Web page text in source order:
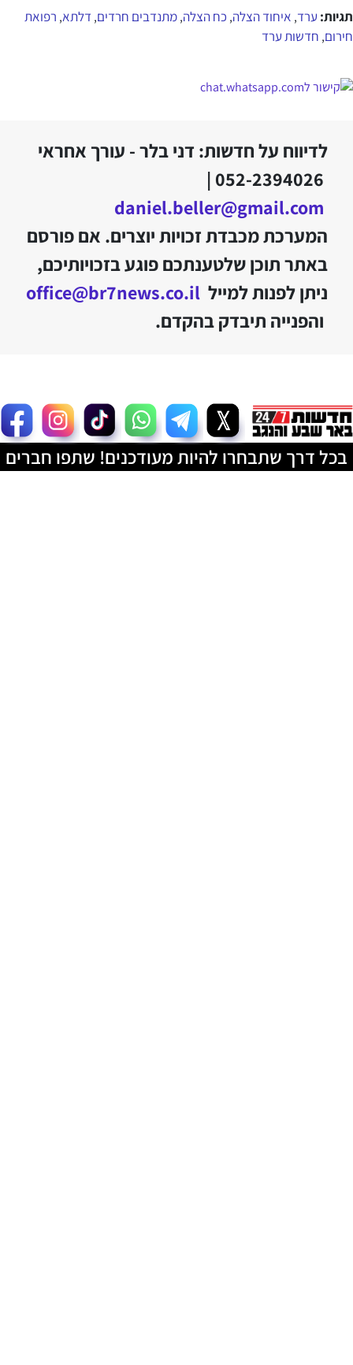
תגיות: ערד, איחוד הצלה, כח הצלה,מתנדבים חרדים, דלתא, רפואת
חירום, חדשות ערד
לדיווח על חדשות: דני בלר - עורך אחראי
052-2394026 |
daniel.beller@gmail.com
המערכת מכבדת זכויות יוצרים. אם פורסם
באתר תוכן שלטענתכם פוגע בזכויותיכם,
ניתן לפנות למייל office@br7news.co.il
והפנייה תיבדק בהקדם.
בכל דרך שתבחרו להיות מעודכנים! שתפו חברים